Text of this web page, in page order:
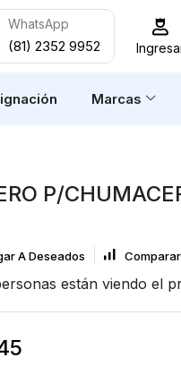
WhatsApp
(81) 2352 9952
Marcas
P/
A Deseados Comparar
están viendo el